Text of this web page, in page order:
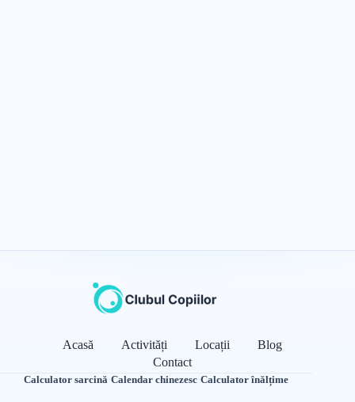
Acasă Activități Locații
Blog
Contact
Calculator sarcină·Calendar chinezesc·Calculator înălțime